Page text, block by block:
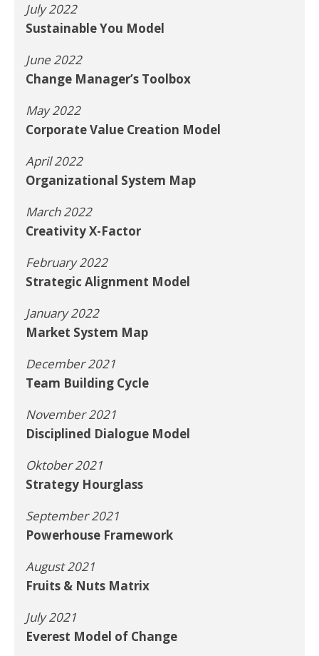
July 2022
Sustainable You Model
June 2022
Change Manager’s Toolbox
May 2022
Corporate Value Creation Model
April 2022
Organizational System Map
March 2022
Creativity X-Factor
February 2022
Strategic Alignment Model
January 2022
Market System Map
December 2021
Team Building Cycle
November 2021
Disciplined Dialogue Model
Oktober 2021
Strategy Hourglass
September 2021
Powerhouse Framework
August 2021
Fruits & Nuts Matrix
July 2021
Everest Model of Change